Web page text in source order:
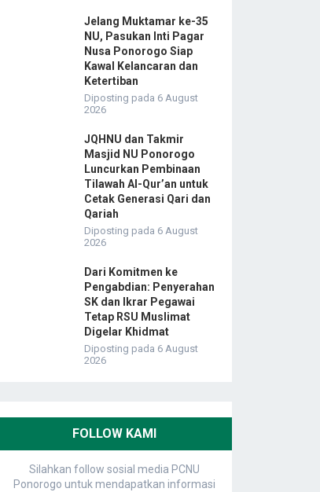
Jelang Muktamar ke-35
NU, Pasukan Inti Pagar
Nusa Ponorogo Siap
Kawal Kelancaran dan
Ketertiban
Diposting pada 6 August
2026
JQHNU dan Takmir
Masjid NU Ponorogo
Luncurkan Pembinaan
Tilawah Al-Qur’an untuk
Cetak Generasi Qari dan
Qariah
Diposting pada 6 August
2026
Dari Komitmen ke
Pengabdian: Penyerahan
SK dan Ikrar Pegawai
Tetap RSU Muslimat
Digelar Khidmat
Diposting pada 6 August
2026
FOLLOW KAMI
Silahkan follow sosial media PCNU
Ponorogo untuk mendapatkan informasi